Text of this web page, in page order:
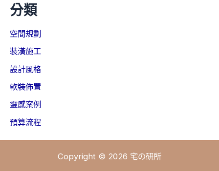
分類
空間規劃
裝潢施工
設計風格
軟裝佈置
靈感案例
預算流程
Copyright © 2026 宅の研所